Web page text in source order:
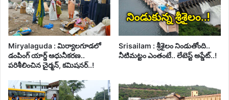
Miryalaguda : మిర్యాలగూడలో
డంపింగ్ యార్డ్ ఆధునీకరణ..
పరిశీలించిన చైర్మన్, కమిషనర్..!
Srisailam : శ్రీశైలం నిండుతోంది..
నీటిమట్టం ఎంతంటే.. లేటెస్ట్ అప్డేట్..!